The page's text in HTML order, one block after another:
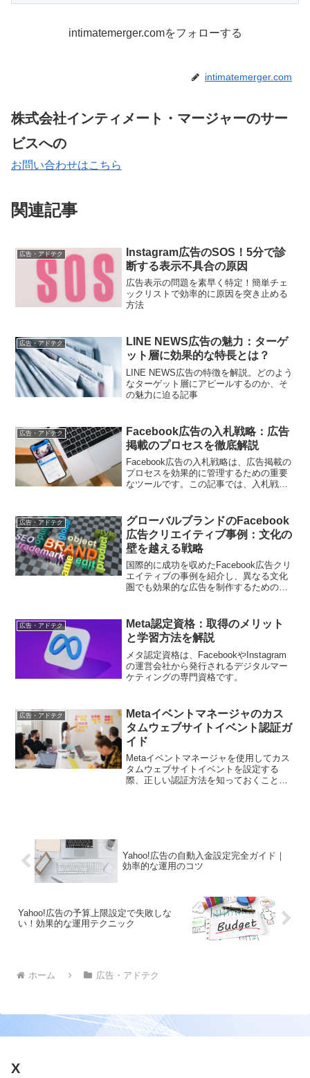
intimatemerger.comをフォローする
intimatemerger.com
株式会社インティメート・マージャーのサー
ビスへの
お問い合わせはこちら
関連記事
広告・アドテク
Instagram広告のSOS！5分で診
断する表示不具合の原因
広告表示の問題を素早く特定！簡単チェ
ックリストで効率的に原因を突き止める
方法
広告・アドテク
LINE NEWS広告の魅力：ターゲ
ット層に効果的な特長とは？
LINE NEWS広告の特徴を解説。どのよう
なターゲット層にアピールするのか、そ
の魅力に迫る記事
広告・アドテク
Facebook広告の入札戦略：広告
掲載のプロセスを徹底解説
Facebook広告の入札戦略は、広告掲載の
プロセスを効果的に管理するための重要
なツールです。この記事では、入札戦略
広告・アドテク
グローバルブランドのFacebook
広告クリエイティブ事例：文化の
壁を越える戦略
国際的に成功を収めたFacebook広告クリ
エイティブの事例を紹介し、異なる文化
圏でも効果的な広告を制作するためのポ
広告・アドテク
Meta認定資格：取得のメリット
と学習方法を解説
メタ認定資格は、FacebookやInstagram
の運営会社から発行されるデジタルマー
ケティングの専門資格です。
広告・アドテク
Metaイベントマネージャのカス
タムウェブサイトイベント認証ガ
イド
Metaイベントマネージャを使用してカス
タムウェブサイトイベントを設定する
際、正しい認証方法を知っておくことが
Yahoo!広告の自動入金設定完全ガイド｜
効率的な運用のコツ
Yahoo!広告の予算上限設定で失敗しな
い！効果的な運用テクニック
ホーム 広告・アドテク
X